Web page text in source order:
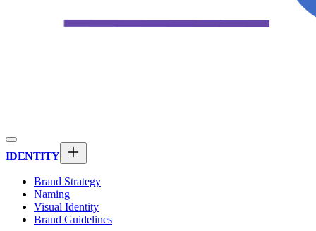
IDENTITY
Brand Strategy
Naming
Visual Identity
Brand Guidelines